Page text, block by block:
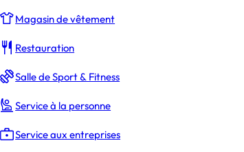
Magasin de vêtement
Restauration
Salle de Sport & Fitness
Service à la personne
Service aux entreprises